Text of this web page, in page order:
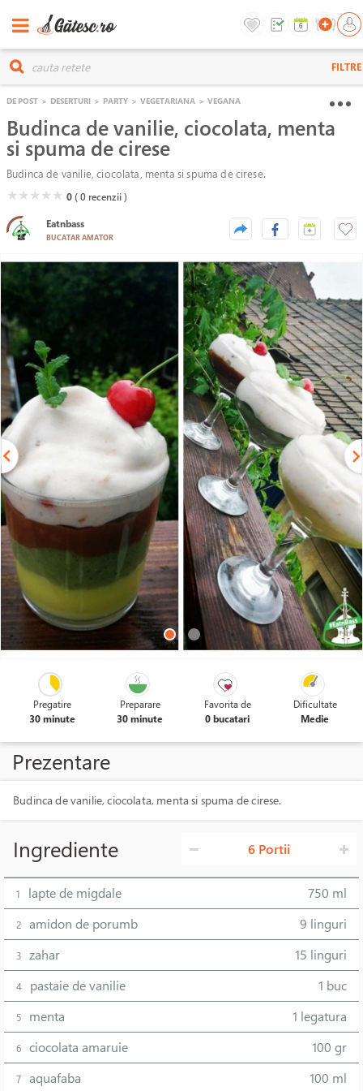
FILTRE
DE POST > DESERTURI > PARTY > VEGETARIANA > VEGANA
Budinca de vanilie, ciocolata, menta
si spuma de cirese
Budinca de vanilie, ciocolata, menta si spuma de cirese.
( )
★( )
★( )
★( )
★( )
★ 0( 0 recenzii )
Eatnbass
BUCATAR AMATOR
Pregatire
30 minute
Preparare
30 minute
Favorita de
0 bucatari
Dificultate
Medie
Prezentare
Budinca de vanilie, ciocolata, menta si spuma de cirese.
Ingrediente 6 Portii
1 lapte de migdale 750 ml
2 amidon de porumb 9 linguri
3 zahar 15 linguri
4 pastaie de vanilie 1 buc
5 menta 1 legatura
6 ciocolata amaruie 100 gr
7 aquafaba 100 ml